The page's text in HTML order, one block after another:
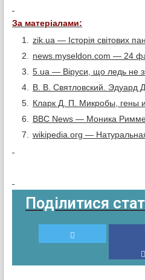
За матеріалами:
zik.ua — Історія світових
news.myseldon.com — 24
5.ua — Віруси, що ледь не
В. В. Святловский. Эдуард
Кларк Д. П. Микробы, гены
BBC News — Моника
wikipedia.org —
Поділитися